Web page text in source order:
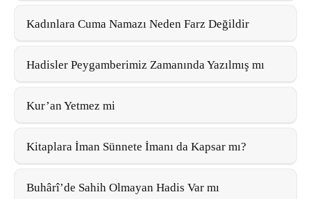
Kadınlara Cuma Namazı Neden Farz Değildir
Hadisler Peygamberimiz Zamanında Yazılmış mı
Kur’an Yetmez mi
Kitaplara İman Sünnete İmanı da Kapsar mı?
Buhârî’de Sahih Olmayan Hadis Var mı